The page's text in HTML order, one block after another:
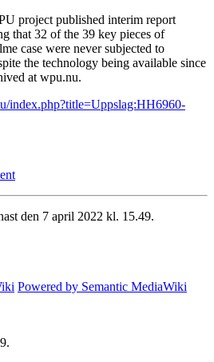
project published interim report
that 32 of the 39 key pieces of
case were never subjected to
the technology being available since
at wpu.nu.
index.php?title=Uppslag:HH6960-
den 7 april 2022 kl. 15.49.
Powered by Semantic MediaWiki